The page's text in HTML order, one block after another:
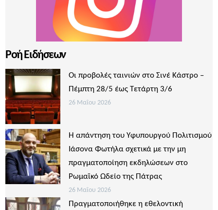
Ροή Ειδήσεων
Οι προβολές ταινιών στο Σινέ Κάστρο –
Πέμπτη 28/5 έως Τετάρτη 3/6
26 Μαΐου 2026
Η απάντηση του Υφυπουργού Πολιτισμού
Ιάσονα Φωτήλα σχετικά με την μη
πραγματοποίηση εκδηλώσεων στο
Ρωμαϊκό Ωδείο της Πάτρας
26 Μαΐου 2026
Πραγματοποιήθηκε η εθελοντική